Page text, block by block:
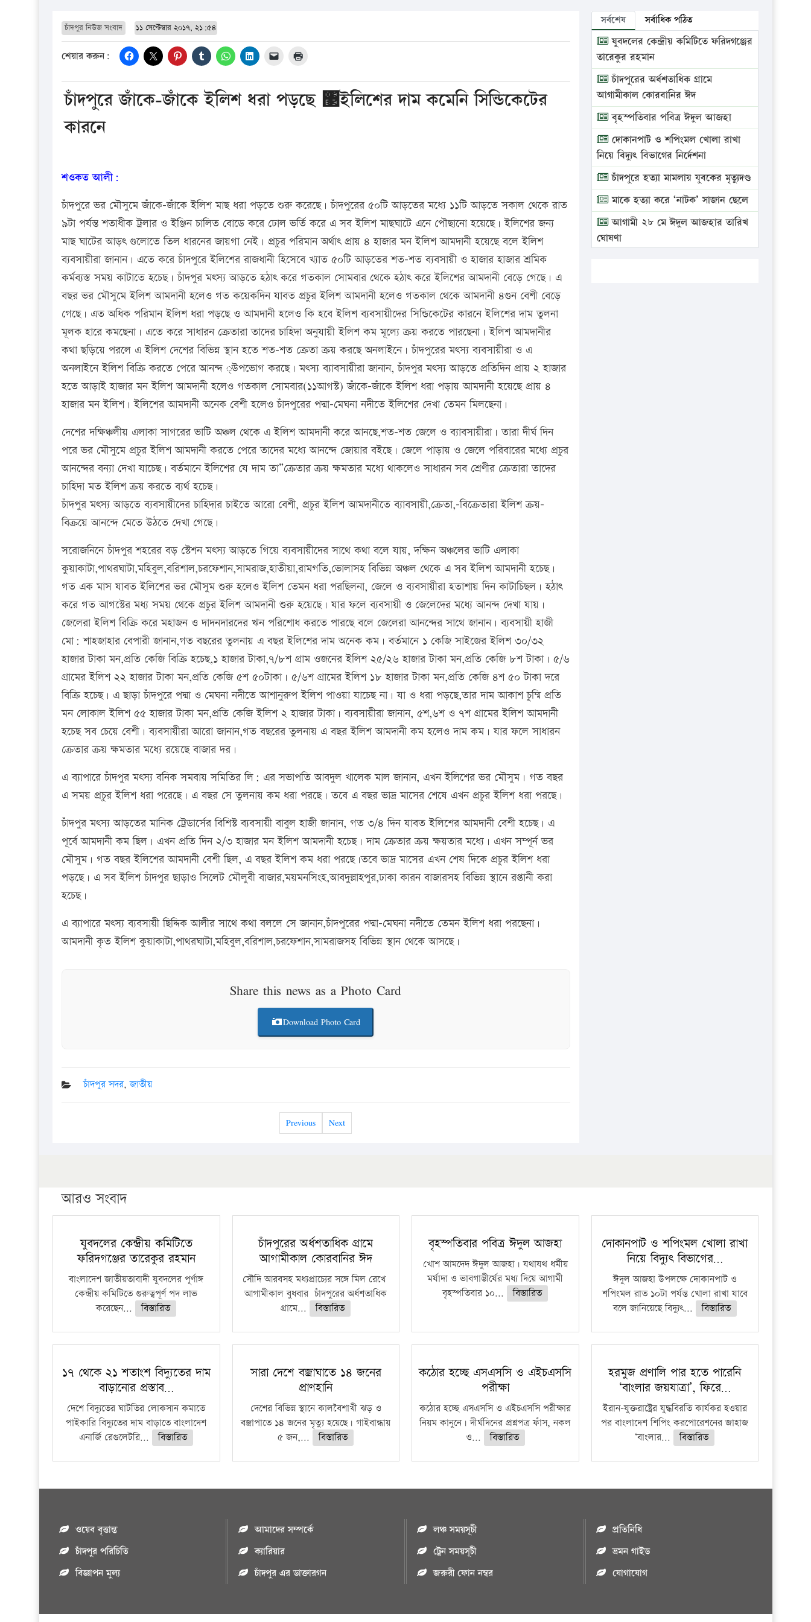
চাঁদপুর নিউজ সংবাদ ১১ সেপ্টেম্বার ২০১৭, ২১:৫৪
শেয়ার করুন:
চাঁদপুরে জাঁকে-জাঁকে ইলিশ ধরা পড়ছে ঳ইলিশের দাম কমেনি সিন্ডিকেটের
কারনে
শওকত আলী:
চাঁদপুরে ভর মৌসুমে জাঁকে-জাঁকে ইলিশ মাছ ধরা পড়তে শুরু করেছে। চাঁদপুরের ৫০টি আড়তের মধ্যে ১১টি আড়তে সকাল থেকে রাত
৯টা পর্যন্ত শতাধীক ট্রলার ও ইঞ্জিন চালিত বোডে করে ঢোল ভর্তি করে এ সব ইলিশ মাছঘাটে এনে পৌছানো হয়েছে। ইলিশের জন্য
মাছ ঘাটের আড়ৎ গুলোতে তিল ধারনের জায়গা নেই। প্রচুর পরিমান অর্থাৎ প্রায় ৪ হাজার মন ইলিশ আমদানী হয়েছে বলে ইলিশ
ব্যবসায়ীরা জানান। এতে করে চাঁদপুরে ইলিশের রাজধানী হিসেবে খ্যাত ৫০টি আড়তের শত-শত ব্যবসায়ী ও হাজার হাজার শ্রমিক
কর্মব্যস্ত সময় কাটাতে হচেছ। চাঁদপুর মৎস্য আড়তে হঠাৎ করে গতকাল সোমবার থেকে হঠাৎ করে ইলিশের আমদানী বেড়ে গেছে। এ
বছর ভর মৌসুমে ইলিশ আমদানী হলেও গত কয়েকদিন যাবত প্রচুর ইলিশ আমদানী হলেও গতকাল থেকে আমদানী ৪গুন বেশী বেড়ে
গেছে। এত অধিক পরিমান ইলিশ ধরা পড়ছে ও আমদানী হলেও কি হবে ইলিশ ব্যবসায়ীদের সিন্ডিকেটের কারনে ইলিশের দাম তুলনা
মূলক হারে কমছেনা। এতে করে সাধারন ক্রেতারা তাদের চাহিদা অনুযায়ী ইলিশ কম মূল্যে ক্রয় করতে পারছেনা। ইলিশ আমদানীর
কথা ছড়িয়ে পরলে এ ইলিশ দেশের বিভিন্ন স্থান হতে শত-শত ক্রেতা ক্রয় করছে অনলাইনে। চাঁদপুরের মৎস্য ব্যবসায়ীরা ও এ
অনলাইনে ইলিশ বিক্রি করতে পেরে আনন্দ ্উপভোগ করছে। মৎস্য ব্যাবসায়ীরা জানান, চাঁদপুর মৎস্য আড়তে প্রতিদিন প্রায় ২ হাজার
হতে আড়াই হাজার মন ইলিশ আমদানী হলেও গতকাল সোমবার(১১আগস্ট) জাঁকে-জাঁকে ইলিশ ধরা পড়ায় আমদানী হয়েছে প্রায় ৪
হাজার মন ইলিশ। ইলিশের আমদানী অনেক বেশী হলেও চাঁদপুরের পদ্মা-মেঘনা নদীতে ইলিশের দেখা তেমন মিলছেনা।
দেশের দক্ষিঞ্চলীয় এলাকা সাগরের ভাটি অঞ্চল থেকে এ ইলিশ আমদানী করে আনছে,শত-শত জেলে ও ব্যাবসায়ীরা। তারা দীর্ঘ দিন
পরে ভর মৌসুমে প্রচুর ইলিশ আমদানী করতে পেরে তাদের মধ্যে আনন্দে জোয়ার বইছে। জেলে পাড়ায় ও জেলে পরিবারের মধ্যে প্রচুর
আনন্দের বন্যা দেখা যাচেছ। বর্তমানে ইলিশের যে দাম তা”ক্রেতার ক্রয় ক্ষমতার মধ্যে থাকলেও সাধারন সব শ্রেণীর ক্রেতারা তাদের
চাহিদা মত ইলিশ ক্রয় করতে ব্যর্থ হচেছ।
চাঁদপুর মৎস্য আড়তে ব্যবসায়ীদের চাহিদার চাইতে আরো বেশী, প্রচুর ইলিশ আমদানীতে ব্যাবসায়ী,ক্রেতা,–বিক্রেতারা ইলিশ ক্রয়-
বিক্রয়ে আনন্দে মেতে উঠতে দেখা গেছে।
সরোজনিনে চাঁদপুর শহরের বড় স্টেশন মৎস্য আড়তে গিয়ে ব্যবসায়ীদের সাথে কথা বলে যায়, দক্ষিন অঞ্চলের ভাটি এলাকা
কুয়াকাটা,পাথরঘাটা,মহিবুল,বরিশাল,চরফেশান,সামরাজ,হাতীয়া,রামগতি,ভোলাসহ বিভিন্ন অঞ্চল থেকে এ সব ইলিশ আমদানী হচেছ।
গত এক মাস যাবত ইলিশের ভর মৌসুম শুরু হলেও ইলিশ তেমন ধরা পরছিলনা, জেলে ও ব্যবসায়ীরা হতাশায় দিন কাটাচিছল। হঠাৎ
করে গত আগস্টের মধ্য সময় থেকে প্রচুর ইলিশ আমদানী শুরু হয়েছে। যার ফলে ব্যবসায়ী ও জেলেদের মধ্যে আনন্দ দেখা যায়।
জেলেরা ইলিশ বিক্রি করে মহাজন ও দাদনদারদের ঋন পরিশোধ করতে পারছে বলে জেলেরা আনন্দের সাথে জানান। ব্যবসায়ী হাজী
মো: শাহজাহার বেপারী জানান,গত বছরের তুলনায় এ বছর ইলিশের দাম অনেক কম। বর্তমানে ১ কেজি সাইজের ইলিশ ৩০/৩২
হাজার টাকা মন,প্রতি কেজি বিক্রি হচেছ,১ হাজার টাকা,৭/৮শ গ্রাম ওজনের ইলিশ ২৫/২৬ হাজার টাকা মন,প্রতি কেজি ৮শ টাকা। ৫/৬
গ্রামের ইলিশ ২২ হাজার টাকা মন,প্রতি কেজি ৫শ ৫০টাকা। ৫/৬শ গ্রামের ইলিশ ১৮ হাজার টাকা মন,প্রতি কেজি ৪শ ৫০ টাকা দরে
বিক্রি হচেছ। এ ছাড়া চাঁদপুরে পদ্মা ও মেঘনা নদীতে আশানুরুপ ইলিশ পাওয়া যাচেছ না। যা ও ধরা পড়ছে,তার দাম আকাশ চুম্মি প্রতি
মন লোকাল ইলিশ ৫৫ হাজার টাকা মন,প্রতি কেজি ইলিশ ২ হাজার টাকা। ব্যবসায়ীরা জানান, ৫শ,৬শ ও ৭শ গ্রামের ইলিশ আমদানী
হচেছ সব চেয়ে বেশী। ব্যবসায়ীরা আরো জানান,গত বছরের তুলনায় এ বছর ইলিশ আমদানী কম হলেও দাম কম। যার ফলে সাধারন
ক্রেতার ক্রয় ক্ষমতার মধ্যে রয়েছে বাজার দর।
এ ব্যাপারে চাঁদপুর মৎস্য বনিক সমবায় সমিতির লি: এর সভাপতি আবদুল খালেক মাল জানান, এখন ইলিশের ভর মৌসুম। গত বছর
এ সময় প্রচুর ইলিশ ধরা পরেছে। এ বছর সে তুলনায় কম ধরা পরছে। তবে এ বছর ভাদ্র মাসের শেষে এখন প্রচুর ইলিশ ধরা পরছে।
চাঁদপুর মৎস্য আড়তের মানিক ট্রেডার্সের বিশিস্ট ব্যবসায়ী বাবুল হাজী জানান, গত ৩/৪ দিন যাবত ইলিশের আমদানী বেশী হচেছ। এ
পূর্বে আমদানী কম ছিল। এখন প্রতি দিন ২/৩ হাজার মন ইলিশ আমদানী হচেছ। দাম ক্রেতার ক্রয় ক্ষয়তার মধ্যে। এখন সম্পূর্ন ভর
মৌসুম। গত বছর ইলিশের আমদানী বেশী ছিল, এ বছর ইলিশ কম ধরা পরছে।তবে ভাদ্র মাসের এখন শেষ দিকে প্রচুর ইলিশ ধরা
পড়ছে। এ সব ইলিশ চাঁদপুর ছাড়াও সিলেট মৌলুবী বাজার,ময়মনসিংহ,আবদুল্লাহপুর,ঢাকা কারন বাজারসহ বিভিন্ন স্থানে রপ্তানী করা
হচেছ।
এ ব্যাপারে মৎস্য ব্যবসায়ী ছিদ্দিক আলীর সাথে কথা বললে সে জানান,চাঁদপুরের পদ্মা-মেঘনা নদীতে তেমন ইলিশ ধরা পরছেনা।
আমদানী কৃত ইলিশ কুয়াকাটা,পাথরঘাটা,মহিবুল,বরিশাল,চরফেশান,সামরাজসহ বিভিন্ন স্থান থেকে আসছে।
Share this news as a Photo Card
Download Photo Card
চাঁদপুর সদর,জাতীয়
Previous Next
সর্বশেষ সর্বাধিক পঠিত
যুবদলের কেন্দ্রীয় কমিটিতে ফরিদগঞ্জের
তারেকুর রহমান
চাঁদপুরের অর্ধশতাধিক গ্রামে
আগামীকাল কোরবানির ঈদ
বৃহস্পতিবার পবিত্র ঈদুল আজহা
দোকানপাট ও শপিংমল খোলা রাখা
নিয়ে বিদ্যুৎ বিভাগের নির্দেশনা
চাঁদপুরে হত্যা মামলায় যুবকের মৃত্যুদণ্ড
মাকে হত্যা করে ‘নাটক’ সাজান ছেলে
আগামী ২৮ মে ঈদুল আজহার তারিখ
ঘোষণা
আরও সংবাদ
যুবদলের কেন্দ্রীয় কমিটিতে
ফরিদগঞ্জের তারেকুর রহমান
বাংলাদেশ জাতীয়তাবাদী যুবদলের পূর্ণাঙ্গ
কেন্দ্রীয় কমিটিতে গুরুত্বপূর্ণ পদ লাভ
করেছেন...
বিস্তারিত
চাঁদপুরের অর্ধশতাধিক গ্রামে
আগামীকাল কোরবানির ঈদ
সৌদি আরবসহ মধ্যপ্রাচ্যের সঙ্গে মিল রেখে
আগামীকাল বুধবার চাঁদপুরের অর্ধশতাধিক
গ্রামে...
বিস্তারিত
বৃহস্পতিবার পবিত্র ঈদুল আজহা
খোশ আমদেদ ঈদুল আজহা। যথাযথ ধর্মীয়
মর্যাদা ও ভাবগাম্ভীর্যের মধ্য দিয়ে আগামী
বৃহস্পতিবার ১০...
বিস্তারিত
দোকানপাট ও শপিংমল খোলা রাখা
নিয়ে বিদ্যুৎ বিভাগের…
ঈদুল আজহা উপলক্ষে দোকানপাট ও
শপিংমল রাত ১০টা পর্যন্ত খোলা রাখা যাবে
বলে জানিয়েছে বিদ্যুৎ...
বিস্তারিত
১৭ থেকে ২১ শতাংশ বিদ্যুতের দাম
বাড়ানোর প্রস্তাব…
দেশে বিদ্যুতের ঘাটতির লোকসান কমাতে
পাইকারি বিদ্যুতের দাম বাড়াতে বাংলাদেশ
এনার্জি রেগুলেটরি...
বিস্তারিত
সারা দেশে বজ্রাঘাতে ১৪ জনের
প্রাণহানি
দেশের বিভিন্ন স্থানে কালবৈশাখী ঝড় ও
বজ্রাপাতে ১৪ জনের মৃত্যু হয়েছে। গাইবান্ধায়
৫ জন,...
বিস্তারিত
কঠোর হচ্ছে এসএসসি ও এইচএসসি
পরীক্ষা
কঠোর হচ্ছে এসএসসি ও এইচএসসি পরীক্ষার
নিয়ম কানুনে। দীর্ঘদিনের প্রশ্নপত্র ফাঁস, নকল
ও...
বিস্তারিত
হরমুজ প্রণালি পার হতে পারেনি
‘বাংলার জয়যাত্রা’, ফিরে…
ইরান-যুক্তরাষ্ট্রের যুদ্ধবিরতি কার্যকর হওয়ার
পর বাংলাদেশ শিপিং করপোরেশনের জাহাজ
‘বাংলার...
বিস্তারিত
ওয়েব বৃত্তান্ত
চাঁদপুর পরিচিতি
বিজ্ঞাপন মুল্য
আমাদের সম্পর্কে
ক্যারিয়ার
চাঁদপুর এর ডাক্তারগন
লঞ্চ সময়সূচী
ট্রেন সময়সূচী
জরুরী ফোন নম্বর
প্রতিনিধি
ভ্রমন গাইড
যোগাযোগ